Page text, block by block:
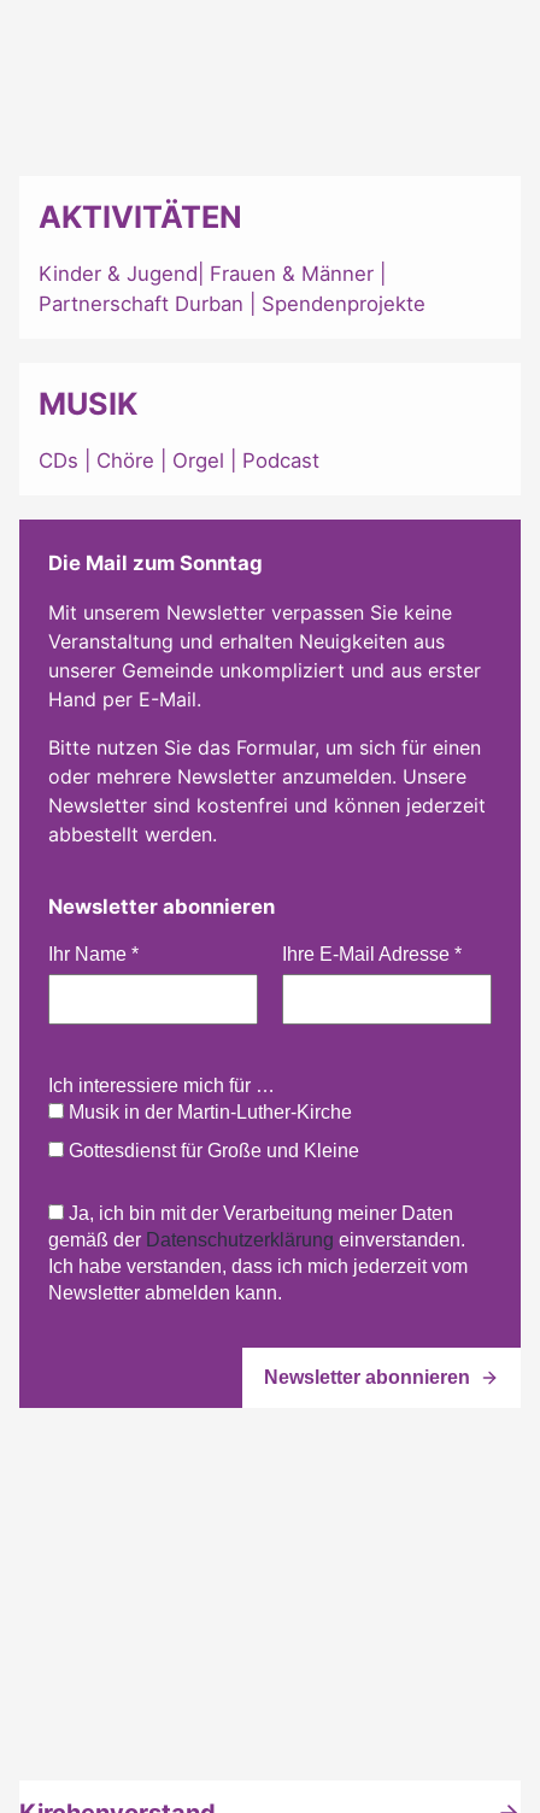
AKTIVITÄTEN
Kinder & Jugend Frauen & Männer
Partnerschaft Durban
Spendenprojekte
MUSIK
CDs Chöre Orgel Podcast
Die Mail zum Sonntag
Mit unserem Newsletter verpassen Sie keine
Veranstaltung und erhalten Neuigkeiten aus
unserer Gemeinde unkompliziert und aus erster
Hand per E-Mail.
Bitte nutzen Sie das Formular, um sich für einen
oder mehrere Newsletter anzumelden. Unsere
Newsletter sind kostenfrei und können jederzeit
abbestellt werden.
Newsletter abonnieren
Ihr Name * Ihre E-Mail Adresse *
Ich interessiere mich für …
Musik in der Martin-Luther-Kirche
Gottesdienst für Große und Kleine
Ja, ich bin mit der Verarbeitung meiner Daten
gemäß der Datenschutzerklärung einverstanden.
Ich habe verstanden, dass ich mich jederzeit vom
Newsletter abmelden kann.